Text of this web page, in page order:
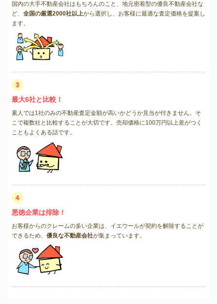
国内の大手不動産会社はもちろんのこと、地元密着型の優良不動産会社な
ど、 全国の厳選2000社以上から選択し、お客様に最適な査定価格を提案し
ます。
3
最大6社と比較！
素人では1社のみの不動産査定金額が高いかどうか見当が付きません。そ
こで複数社と比較することが大切です。売却価格に100万円以上差がつく
こともよくある話です。
4
悪徳企業は排除！
お客様からのクレームの多い企業は、イエウールが契約を解除することが
できるため、 優良な不動産会社が集まっています。